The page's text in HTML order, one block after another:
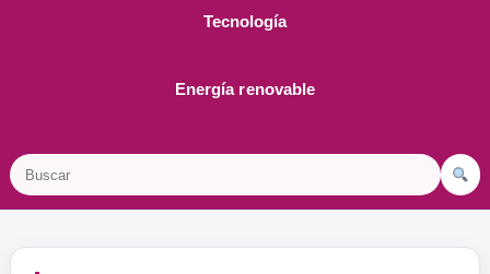
Tecnología
Energía renovable